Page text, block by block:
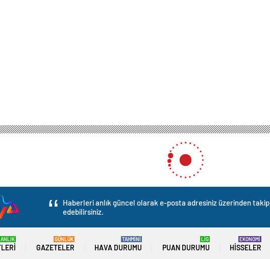
Haberleri anlık güncel olarak e-posta adresiniz üzerinden takip
edebilirsiniz.
ANLIK
GAZETELER
GÜNLÜK
HAVA DURUMU
TAHMİNİ
PUAN DURUMU
LİG
HISSELER
EKONOMİ